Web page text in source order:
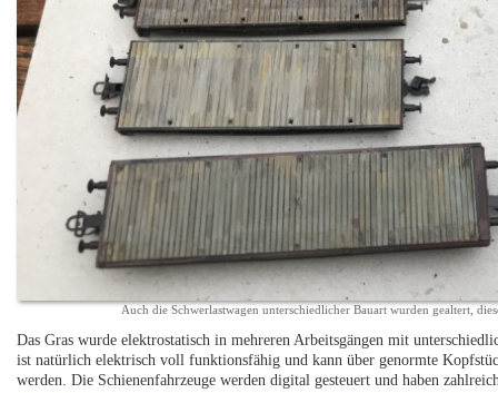
Auch die Schwerlastwagen unterschiedlicher Bauart wurden gealtert,
Das Gras wurde elektrostatisch in mehreren Arbeitsgängen mit
ist natürlich elektrisch voll funktionsfähig und kann über genormte
werden. Die Schienenfahrzeuge werden digital gesteuert und haben